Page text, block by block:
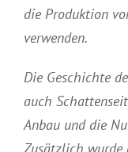
die Produktion
verwenden.
Die Geschichte
auch
Anbau und die